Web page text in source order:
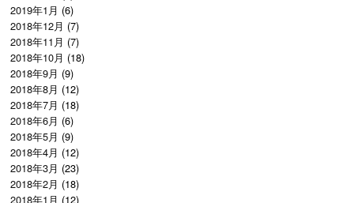
2019年1月 (6)
2018年12月 (7)
2018年11月 (7)
2018年10月 (18)
2018年9月 (9)
2018年8月 (12)
2018年7月 (18)
2018年6月 (6)
2018年5月 (9)
2018年4月 (12)
2018年3月 (23)
2018年2月 (18)
2018年1月 (12)